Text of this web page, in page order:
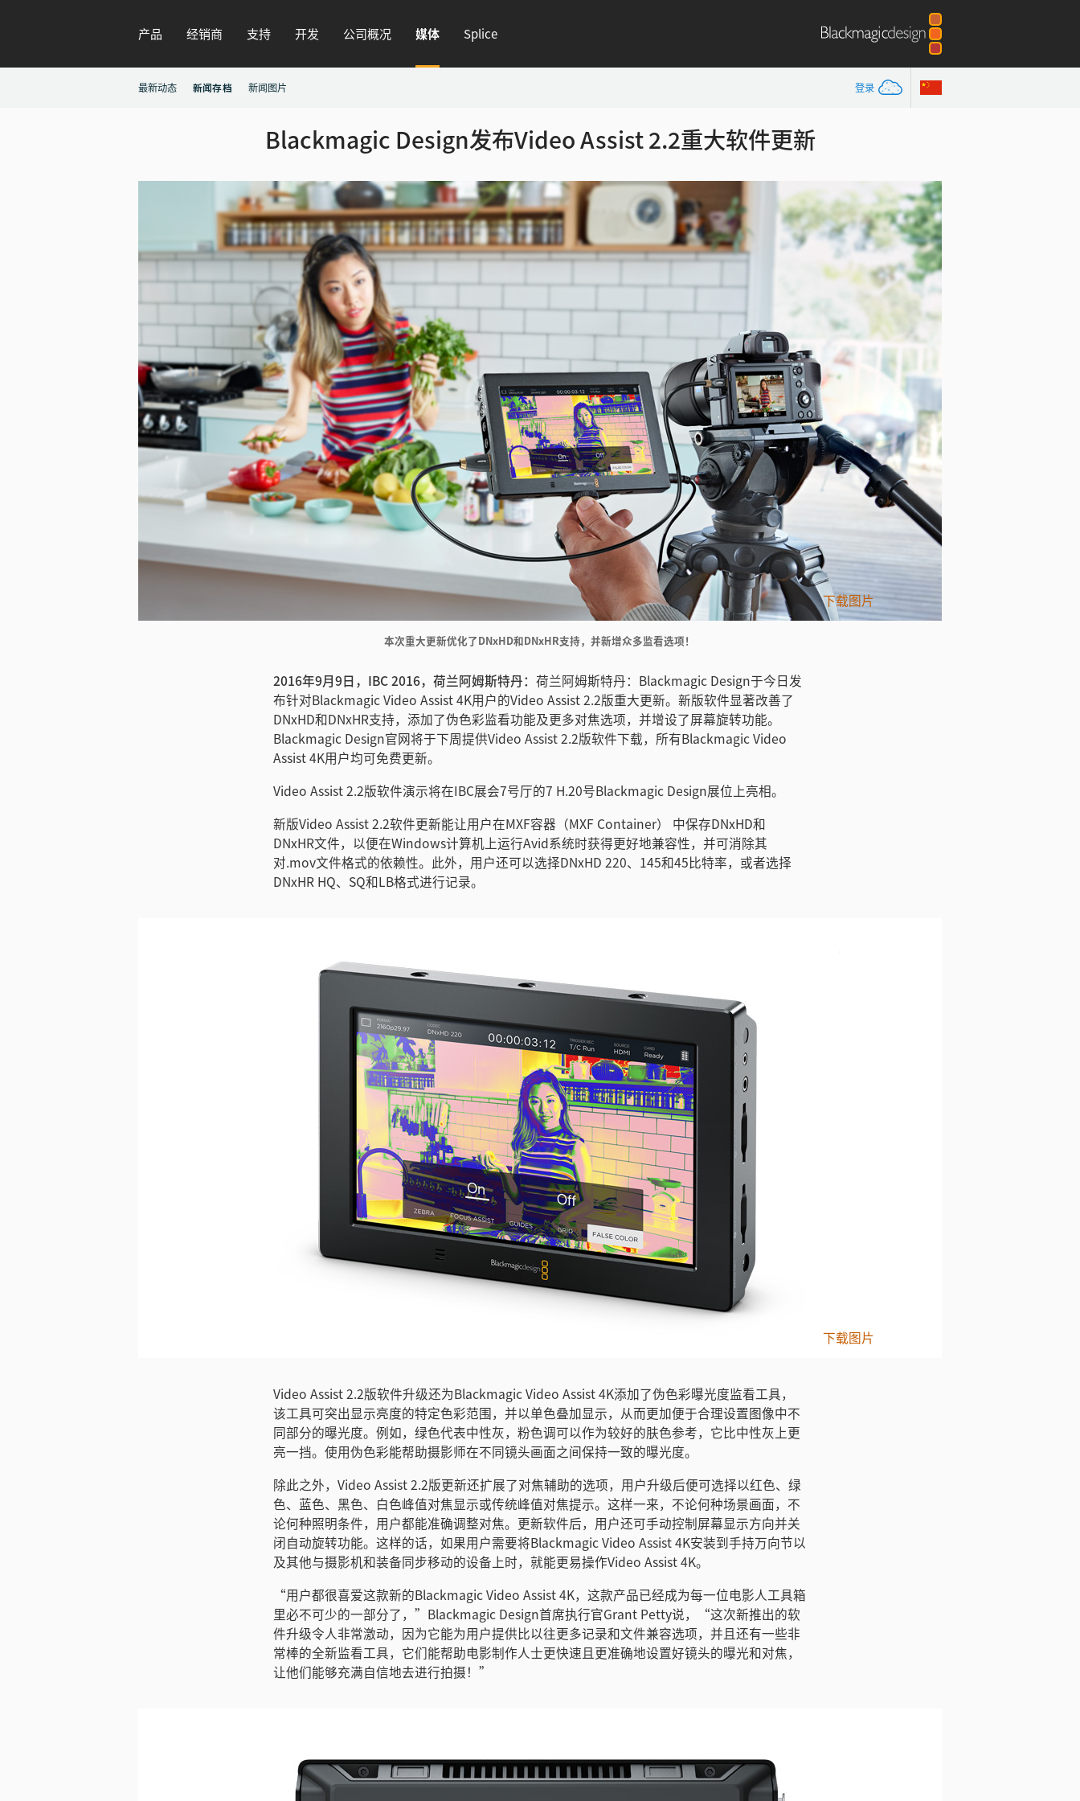
产品 经销商 支持 开发 公司概况 媒体 Splice
登录
最新动态 新闻存档 新闻图片
Blackmagic Design发布Video Assist 2.2重大软件更新
下载图片
本次重大更新优化了DNxHD和DNxHR支持，并新增众多监看选项！
2016年9月9日，IBC 2016，荷兰阿姆斯特丹：荷兰阿姆斯特丹：Blackmagic Design于今日发
布针对Blackmagic Video Assist 4K用户的Video Assist 2.2版重大更新。新版软件显著改善了
DNxHD和DNxHR支持，添加了伪色彩监看功能及更多对焦选项，并增设了屏幕旋转功能。
Blackmagic Design官网将于下周提供Video Assist 2.2版软件下载，所有Blackmagic Video
Assist 4K用户均可免费更新。
Video Assist 2.2版软件演示将在IBC展会7号厅的7 H.20号Blackmagic Design展位上亮相。
新版Video Assist 2.2软件更新能让用户在MXF容器（MXF Container） 中保存DNxHD和
DNxHR文件，以便在Windows计算机上运行Avid系统时获得更好地兼容性，并可消除其
对.mov文件格式的依赖性。此外，用户还可以选择DNxHD 220、145和45比特率，或者选择
DNxHR HQ、SQ和LB格式进行记录。
下载图片
Video Assist 2.2版软件升级还为Blackmagic Video Assist 4K添加了伪色彩曝光度监看工具，
该工具可突出显示亮度的特定色彩范围，并以单色叠加显示，从而更加便于合理设置图像中不
同部分的曝光度。例如，绿色代表中性灰，粉色调可以作为较好的肤色参考，它比中性灰上更
亮一挡。使用伪色彩能帮助摄影师在不同镜头画面之间保持一致的曝光度。
除此之外，Video Assist 2.2版更新还扩展了对焦辅助的选项，用户升级后便可选择以红色、绿
色、蓝色、黑色、白色峰值对焦显示或传统峰值对焦提示。这样一来，不论何种场景画面，不
论何种照明条件，用户都能准确调整对焦。更新软件后，用户还可手动控制屏幕显示方向并关
闭自动旋转功能。这样的话，如果用户需要将Blackmagic Video Assist 4K安装到手持万向节以
及其他与摄影机和装备同步移动的设备上时，就能更易操作Video Assist 4K。
“用户都很喜爱这款新的Blackmagic Video Assist 4K，这款产品已经成为每一位电影人工具箱
里必不可少的一部分了，”Blackmagic Design首席执行官Grant Petty说，“这次新推出的软
件升级令人非常激动，因为它能为用户提供比以往更多记录和文件兼容选项，并且还有一些非
常棒的全新监看工具，它们能帮助电影制作人士更快速且更准确地设置好镜头的曝光和对焦，
让他们能够充满自信地去进行拍摄！”